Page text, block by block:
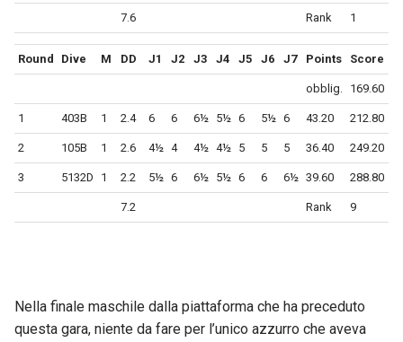
7.6 Rank 1
Round Dive M DD J1 J2 J3 J4 J5 J6 J7 Points Score
obblig. 169.60
1 403B 1 2.4 6 6 6½ 5½ 6 5½ 6 43.20 212.80
2 105B 1 2.6 4½ 4 4½ 4½ 5 5 5 36.40 249.20
3 5132D 1 2.2 5½ 6 6½ 5½ 6 6 6½ 39.60 288.80
7.2 Rank 9
Nella finale maschile dalla piattaforma che ha preceduto
questa gara, niente da fare per l’unico azzurro che aveva